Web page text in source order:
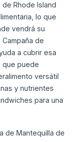
Rhode Island
lo que
vendrá su
de
a cubrir esa
que puede
versátil
y nutrientes
para una
de Mantequilla de